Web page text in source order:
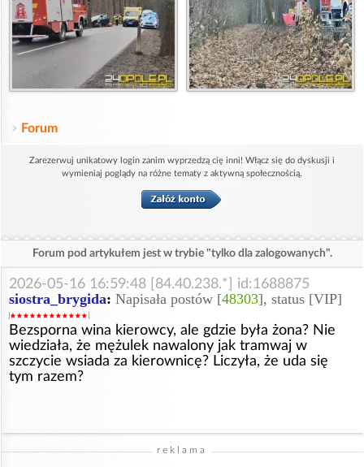
Forum
Zarezerwuj unikatowy login zanim wyprzedzą cię inni! Włącz się do dyskusji i
wymieniaj poglądy na różne tematy z aktywną społecznością.
Forum pod artykułem jest w trybie "tylko dla zalogowanych".
2026-05-16 16:59:48 [84.40.238.*] id:1688875
siostra_brygida: Napisała postów [48303], status [VIP]
Bezsporna wina kierowcy, ale gdzie była żona? Nie
wiedziała, że mężulek nawalony jak tramwaj w
szczycie wsiada za kierownicę? Liczyła, że uda się
tym razem?
reklama